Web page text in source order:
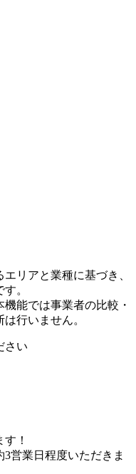
リアと業種に基づき、
。
能では事業者の比較・
行いません。
さい
！
営業日程度いただきま